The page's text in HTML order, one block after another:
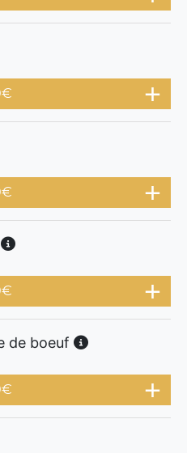
€
€
€
de boeuf
€